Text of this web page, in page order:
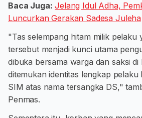
Baca Juga: Jelang Idul Adha,
Luncurkan Gerakan Sadesa Juleha
"Tas selempang hitam milik pelaku
tersebut menjadi kunci utama
dibuka bersama warga dan saksi di
ditemukan identitas lengkap pelaku
SIM atas nama tersangka DS,"
Penmas.